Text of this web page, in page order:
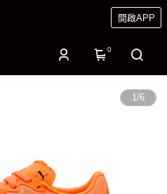
開啟APP
0
1/6